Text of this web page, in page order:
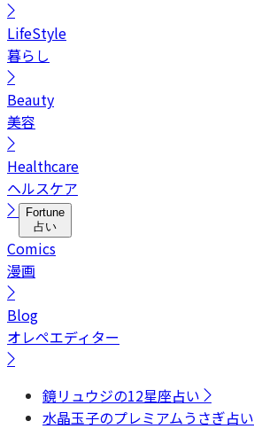
LifeStyle
暮らし
Beauty
美容
Healthcare
ヘルスケア
Fortune
占い
Comics
漫画
Blog
オレペエディター
鏡リュウジの12星座占い
水晶玉子のプレミアムうさぎ占い